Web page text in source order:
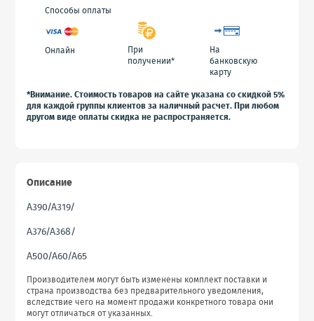
Способы оплаты
Онлайн
При
получении*
На
банковскую
карту
*Внимание. Стоимость товаров на сайте указана со скидкой 5%
для каждой группы клиентов за наличный расчет. При любом
другом виде оплаты скидка не распространяется.
Описание
A390/A319/
A376/A368/
A500/A60/A65
Производителем могут быть изменены комплект поставки и
страна производства без предварительного уведомления,
вследствие чего на момент продажи конкретного товара они
могут отличаться от указанных.